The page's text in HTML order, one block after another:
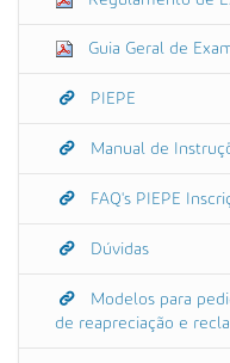
Guia Geral de
PIEPE
Manual de
FAQ's PIEPE
Dúvidas
Modelos para
de reapreciação e